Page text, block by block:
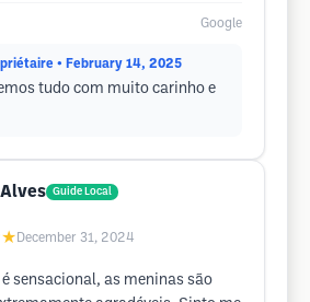
Google
• February 14, 2025
tudo com muito carinho e
Guide Local
December 31, 2024
sensacional, as meninas são